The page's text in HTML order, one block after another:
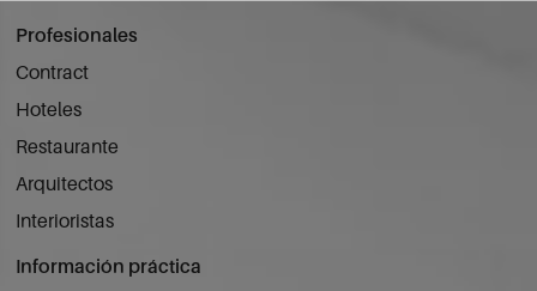
Profesionales
Contract
Hoteles
Restaurante
Arquitectos
Interioristas
Información práctica